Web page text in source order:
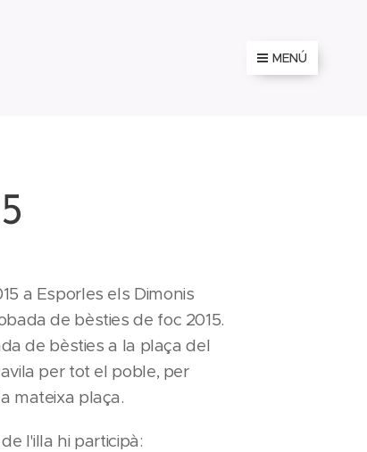
MENÚ
a Esporles els Dimonis
de bèsties de foc 2015.
de bèsties a la plaça del
per tot el poble, per
mateixa plaça.
l'illa hi participà: